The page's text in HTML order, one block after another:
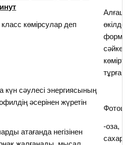
класс көмірсулар деп
күн сәулесі энергиясының
әсерінен жүретін
атағанда негізінен
сәйкес
тұрған.
-оза,